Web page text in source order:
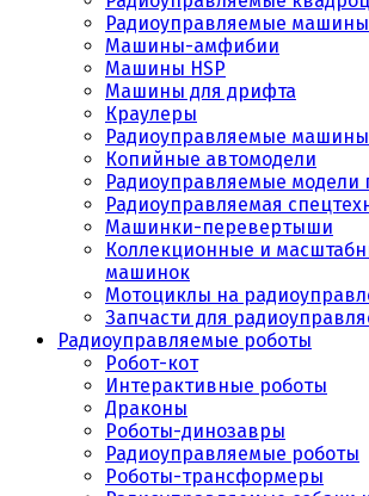
Радиоуправляемые
Машины-амфибии
Машины HSP
Машины для дрифта
Краулеры
Радиоуправляемые машины
Копийные автомодели
Радиоуправляемые модели
Радиоуправляемая
Машинки-перевертыши
Коллекционные и
машинок
Мотоциклы на
Запчасти для
Радиоуправляемые роботы
Робот-кот
Интерактивные роботы
Драконы
Роботы-динозавры
Радиоуправляемые роботы
Роботы-трансформеры